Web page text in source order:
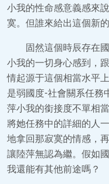
小我的性命感意義感來
寞。但誰來給出這個新
固然這個時辰存在
小我的一切身心感到，
情起源于這個相當水平
是弱國度-社會關系任務
萍小我的銜接度不單相
將她任務中的詳細的人
地拿回那寂寞的情感，
讓陸萍無認為繼。假如
我還能有其他前途嗎？